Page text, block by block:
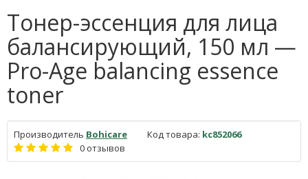
Тонер-эссенция для лица
балансирующий, 150 мл —
Pro-Age balancing essence
toner
Производитель Bohicare Код товара: kc852066
0 отзывов